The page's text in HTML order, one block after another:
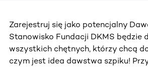
Zarejestruj się jako potencjalny
Stanowisko Fundacji DKMS będzie
wszystkich chętnych, którzy chcą
czym jest idea dawstwa szpiku!